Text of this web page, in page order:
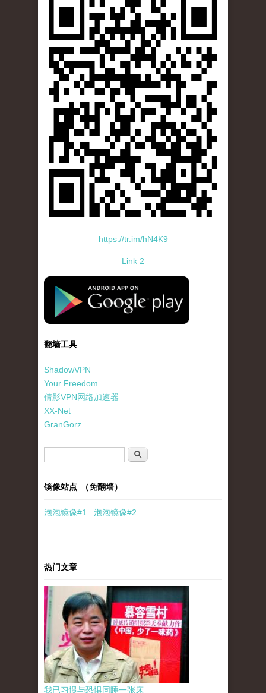
https://tr.im/hN4K9
Link 2
standard-icon-googleplay-app-store.png
翻墙工具
ShadowVPN
Your Freedom
倩影VPN网络加速器
XX-Net
GranGorz
搜索
镜像站点 （免翻墙）
泡泡镜像#1 泡泡镜像#2
热门文章
我已习惯与恐惧同睡一张床